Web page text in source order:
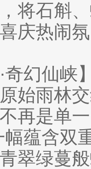
将石斛
庆热闹
·奇幻仙
始雨林
再是单
幅蕴含双
翠绿蔓